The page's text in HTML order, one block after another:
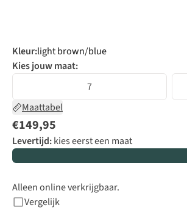
Kleur:light brown/blue
Kies jouw maat:
7
Maattabel
€149,95
Levertijd:kies eerst een maat
Alleen online verkrijgbaar.
Vergelijk